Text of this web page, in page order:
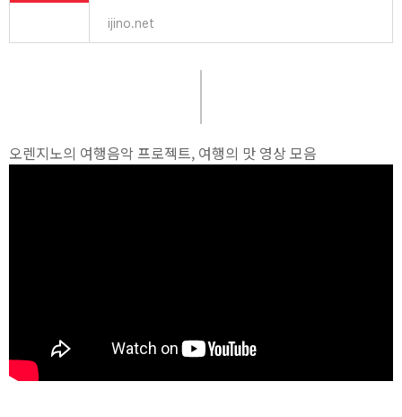
ijino.net
오렌지노의 여행음악 프로젝트, 여행의 맛 영상 모음